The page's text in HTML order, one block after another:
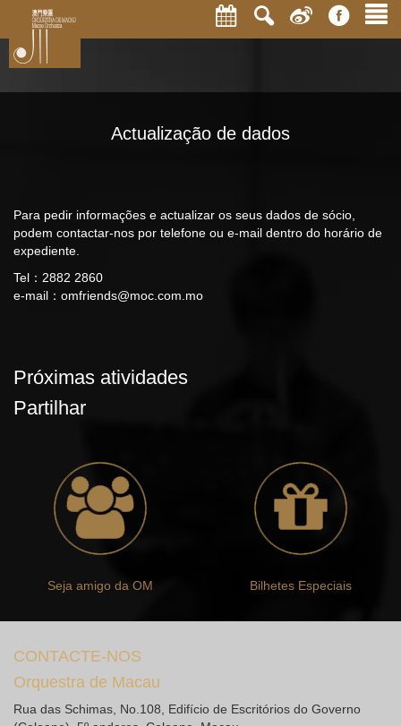
Actualização de dados
Para pedir informações e actualizar os seus dados de sócio,
podem contactar-nos por telefone ou e-mail dentro do horário de
expediente.
Tel：2882 2860
e-mail： omfriends@moc.com.mo
Próximas atividades
Partilhar
Seja amigo da OM Bilhetes Especiais
CONTACTE-NOS
Orquestra de Macau
Rua das Schimas, No.108, Edifício de Escritórios do Governo